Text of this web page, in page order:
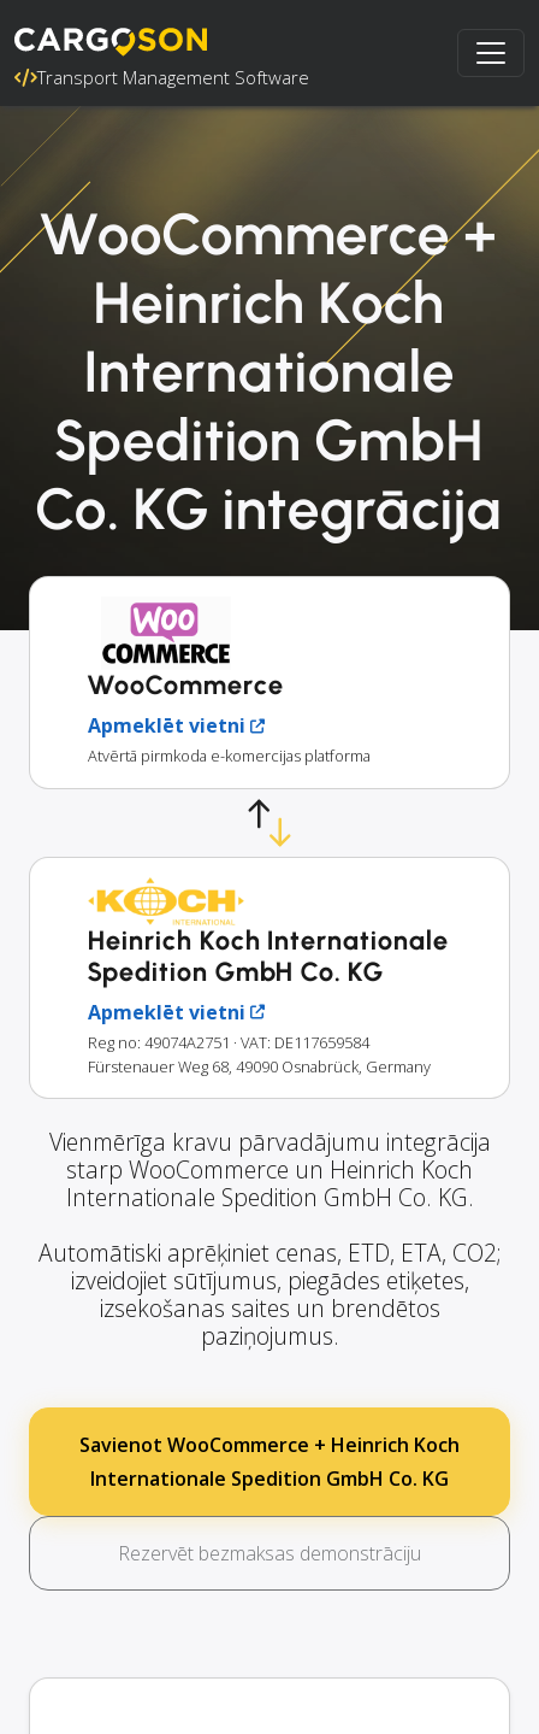
Transport Management Software
WooCommerce +
Heinrich Koch
Internationale
Spedition GmbH
Co. KG integrācija
WooCommerce
Apmeklēt vietni
Atvērtā pirmkoda e-komercijas platforma
Heinrich Koch Internationale
Spedition GmbH Co. KG
Apmeklēt vietni
Reg no: 49074A2751 · VAT: DE117659584
Fürstenauer Weg 68, 49090 Osnabrück, Germany
Vienmērīga kravu pārvadājumu integrācija
starp WooCommerce un Heinrich Koch
Internationale Spedition GmbH Co. KG.
Automātiski aprēķiniet cenas, ETD, ETA, CO2;
izveidojiet sūtījumus, piegādes etiķetes,
izsekošanas saites un brendētos
paziņojumus.
Savienot WooCommerce + Heinrich Koch
Internationale Spedition GmbH Co. KG
Rezervēt bezmaksas demonstrāciju